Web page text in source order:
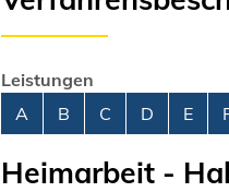
Leistungen
Alphabetisches Register
A B C D E
Heimarbeit -